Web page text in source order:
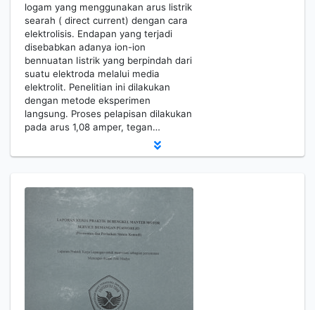
logam yang menggunakan arus listrik
searah ( direct current) dengan cara
elektrolisis. Endapan yang terjadi
disebabkan adanya ion-ion
bennuatan Iistrik yang berpindah dari
suatu elektroda melalui media
elektrolit. Penelitian ini dilakukan
dengan metode eksperimen
langsung. Proses pelapisan dilakukan
pada arus 1,08 amper, tegan…